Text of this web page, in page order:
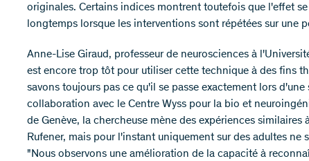
originales. Certains indices montrent toutefois que l'effet
longtemps lorsque les interventions sont répétées sur une
Anne-Lise Giraud, professeur de neurosciences à
est encore trop tôt pour utiliser cette technique à des fins
savons toujours pas ce qu'il se passe exactement lors
collaboration avec le Centre Wyss pour la bio et
de Genève, la chercheuse mène des expériences similaires
Rufener, mais pour l'instant uniquement sur des adultes ne
"Nous observons une amélioration de la capacité à